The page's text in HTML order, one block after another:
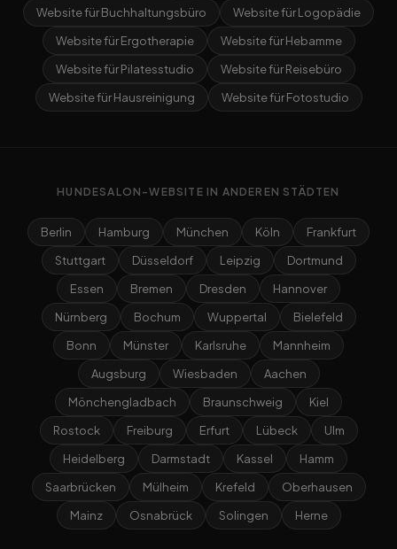
Website für Buchhaltungsbüro
Website für Logopädie
Website für Ergotherapie
Website für Hebamme
Website für Pilatesstudio
Website für Reisebüro
Website für Hausreinigung
Website für Fotostudio
HUNDESALON-WEBSITE IN ANDEREN STÄDTEN
Berlin Hamburg München Köln
Frankfurt
Stuttgart
Düsseldorf Leipzig
Dortmund
Essen
Bremen Dresden
Hannover
Nürnberg
Bochum Wuppertal
Bielefeld
Bonn
Münster Karlsruhe
Mannheim
Augsburg
Wiesbaden
Aachen
Mönchengladbach
Braunschweig
Kiel
Rostock
Freiburg Erfurt Lübeck
Ulm
Heidelberg
Darmstadt Kassel
Hamm
Saarbrücken
Mülheim Krefeld
Oberhausen
Mainz
Osnabrück Solingen Herne